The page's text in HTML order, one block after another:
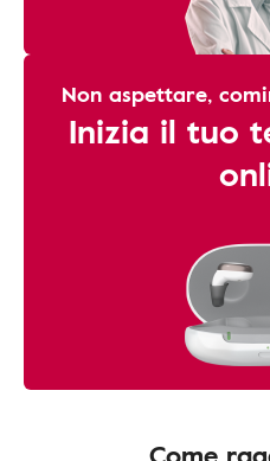
Non aspettare,
Inizia il tuo